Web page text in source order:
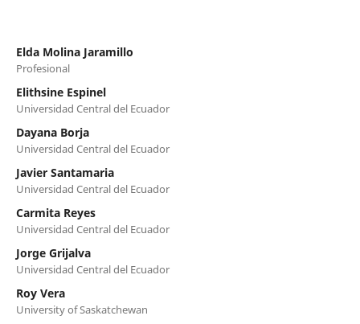
Elda Molina Jaramillo
Profesional
Elithsine Espinel
Universidad Central del Ecuador
Dayana Borja
Universidad Central del Ecuador
Javier Santamaria
Universidad Central del Ecuador
Carmita Reyes
Universidad Central del Ecuador
Jorge Grijalva
Universidad Central del Ecuador
Roy Vera
University of Saskatchewan